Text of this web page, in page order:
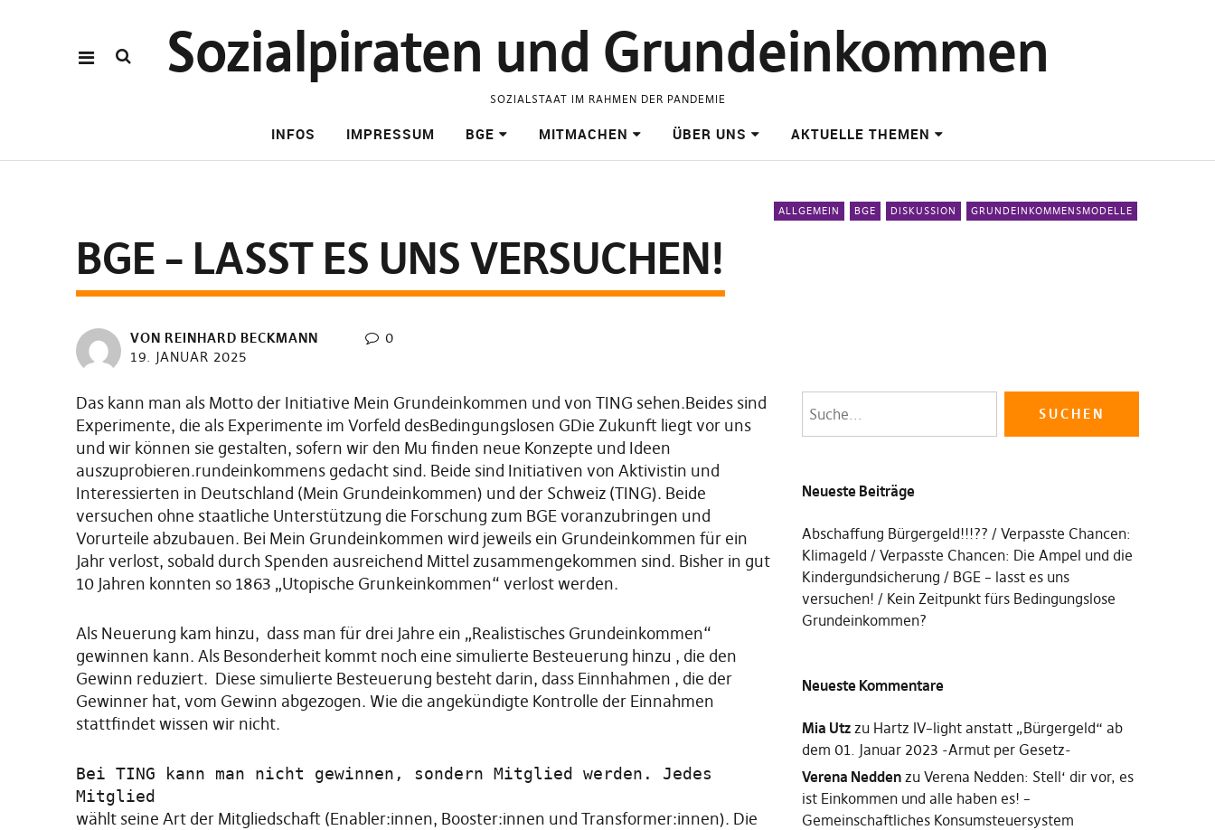
Sozialpiraten und Grundeinkommen
SOZIALSTAAT IM RAHMEN DER PANDEMIE
INFOS IMPRESSUM BGE MITMACHEN ÜBER UNS AKTUELLE THEMEN
ALLGEMEIN BGE DISKUSSION GRUNDEINKOMMENSMODELLE
BGE – LASST ES UNS VERSUCHEN!
VON REINHARD BECKMANN
19. JANUAR 2025
0
Das kann man als Motto der Initiative Mein Grundeinkommen und von TING sehen.Beides sind
Experimente, die als Experimente im Vorfeld desBedingungslosen GDie Zukunft liegt vor uns
und wir können sie gestalten, sofern wir den Mu finden neue Konzepte und Ideen
auszuprobieren.rundeinkommens gedacht sind. Beide sind Initiativen von Aktivistin und
Interessierten in Deutschland (Mein Grundeinkommen) und der Schweiz (TING). Beide
versuchen ohne staatliche Unterstützung die Forschung zum BGE voranzubringen und
Vorurteile abzubauen. Bei Mein Grundeinkommen wird jeweils ein Grundeinkommen für ein
Jahr verlost, sobald durch Spenden ausreichend Mittel zusammengekommen sind. Bisher in gut
10 Jahren konnten so 1863 „Utopische Grunkeinkommen“ verlost werden.
Als Neuerung kam hinzu, dass man für drei Jahre ein „Realistisches Grundeinkommen“
gewinnen kann. Als Besonderheit kommt noch eine simulierte Besteuerung hinzu , die den
Gewinn reduziert. Diese simulierte Besteuerung besteht darin, dass Einnhahmen , die der
Gewinner hat, vom Gewinn abgezogen. Wie die angekündigte Kontrolle der Einnahmen
stattfindet wissen wir nicht.
Bei TING kann man nicht gewinnen, sondern Mitglied werden. Jedes
Mitglied
wählt seine Art der Mitgliedschaft (Enabler:innen, Booster:innen und Transformer:innen). Die
Neueste Beiträge
Abschaffung Bürgergeld!!!??
Verpasste Chancen:
Klimageld
Verpasste Chancen: Die Ampel und die
Kindergundsicherung
BGE – lasst es uns
versuchen!
Kein Zeitpunkt fürs Bedingungslose
Grundeinkommen?
Neueste Kommentare
Mia Utzzu Hartz IV–light anstatt „Bürgergeld“ ab
dem 01. Januar 2023 -Armut per Gesetz-
Verena Neddenzu Verena Nedden: Stell‘ dir vor, es
ist Einkommen und alle haben es! –
Gemeinschaftliches Konsumsteuersystem